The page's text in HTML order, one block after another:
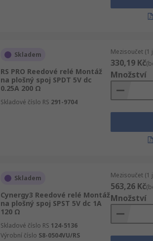
Skladem
RS PRO Reedové relé Montáž
na plošný spoj SPDT 5V dc
0.25A 200 Ω
Skladové číslo RS 291-9704
Mezisoučet (1
330,19 Kč
Množství
Skladem
Cynergy3 Reedové relé Montáž
na plošný spoj SPST 5V dc 1A
120 Ω
Skladové číslo RS 124-5136
Výrobní číslo S8-0504VU/RS
Mezisoučet (1
563,26 Kč
Množství